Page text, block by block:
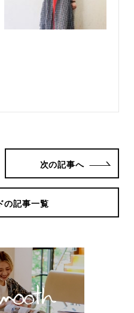
次の記事へ
の記事一覧